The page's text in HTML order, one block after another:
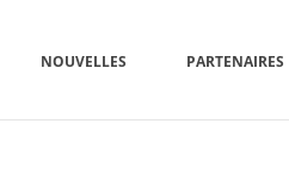
NOUVELLES PARTENAIRES